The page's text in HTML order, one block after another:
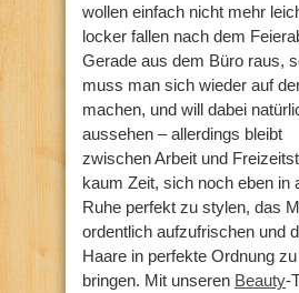
wollen einfach nicht mehr
locker fallen nach dem
Gerade aus dem Büro raus,
muss man sich wieder auf
machen, und will dabei
aussehen – allerdings bleibt
zwischen Arbeit und
kaum Zeit, sich noch eben in
Ruhe perfekt zu stylen, das
ordentlich aufzufrischen und
Haare in perfekte Ordnung zu
bringen. Mit unseren Beauty-